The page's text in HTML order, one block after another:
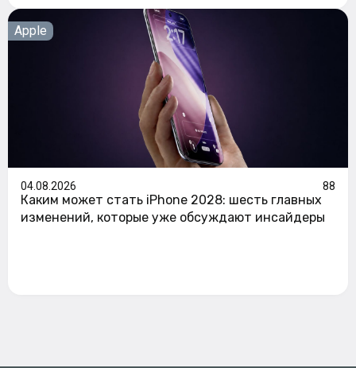
Apple
04.08.2026 88
Каким может стать iPhone 2028: шесть главных
изменений, которые уже обсуждают инсайдеры